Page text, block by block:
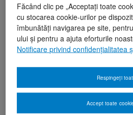
Făcând clic pe „Acceptați toate
cu stocarea cookie-urilor pe
îmbunătăți navigarea pe site,
ului și pentru a ajuta eforturile
Notificare privind confidențialitatea
Respingeți
Accept toate